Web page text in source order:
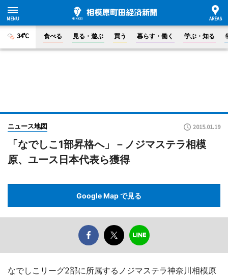
34°C 食べる 見る・遊ぶ 買う 暮らす・働く 学ぶ・知る
ニュース地図 2015.01.19
「なでしこ1部昇格へ」－ノジマステラ相模
原、ユース日本代表ら獲得
Google Map で見る
なでしこリーグ2部に所属するノジマステラ神奈川相模原